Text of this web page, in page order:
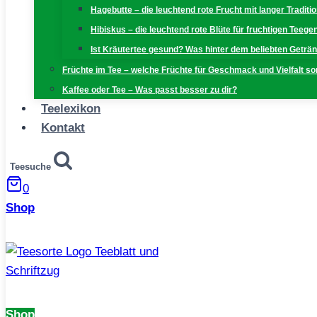
Hagebutte – die leuchtend rote Frucht mit langer
Hibiskus – die leuchtend rote Blüte für fruchtigen
Ist Kräutertee gesund? Was hinter dem beliebten
Früchte im Tee – welche Früchte für Geschmack und Vielfalt
Kaffee oder Tee – Was passt besser zu dir?
Teelexikon
Kontakt
Teesuche
0
Shop